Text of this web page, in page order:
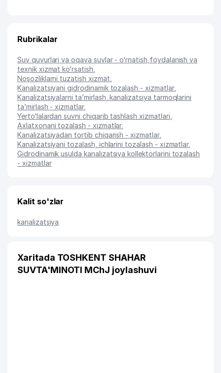
Rubrikalar
Suv quvurlari va oqava suvlar - o‘rnatish,foydalanish va
texnik xizmat ko‘rsatish
Nosozliklarni tuzatish xizmat
Kanalizatsiyani gidrodinamik tozalash - xizmatlar,
Kanalizatsiyalarni ta’mirlash, kanalizatsiya tarmoqlarini
ta’mirlash - xizmatlar,
Yerto‘lalardan suvni chiqarib tashlash xizmatlari
Axlatxonani tozalash - xizmatlar,
Kanalizatsiyadan tortib chiqarish - xizmatlar,
Kanalizatsiyani tozalash, ichlarini tozalash - xizmatlar,
Gidrodinamik usulda kanalizatsiya kollektorlarini tozalash
- xizmatlar
Kalit so'zlar
kanalizatsiya
Xaritada TOSHKENT SHAHAR
SUVTA'MINOTI MChJ joylashuvi